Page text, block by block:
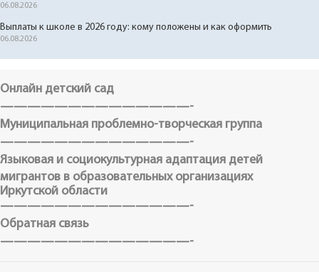
06.08.2026
Выплаты к школе в 2026 году: кому положены и как оформить
06.08.2026
Онлайн детский сад
——————————————-
Муниципальная проблемно-творческая группа
——————————————-
Языковая и социокультурная адаптация детей
мигрантов в образовательных организациях
Иркутской области
——————————————-
Обратная связь
——————————————-